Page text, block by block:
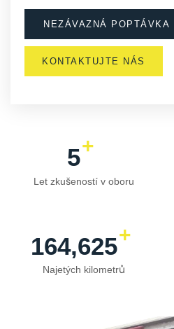
NEZÁVAZNÁ POPTÁVKA
KONTAKTUJTE NÁS
7+
Let zkušeností v oboru
240,586+
Najetých kilometrů